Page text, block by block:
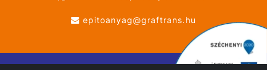
epitoanyag@graftrans.hu